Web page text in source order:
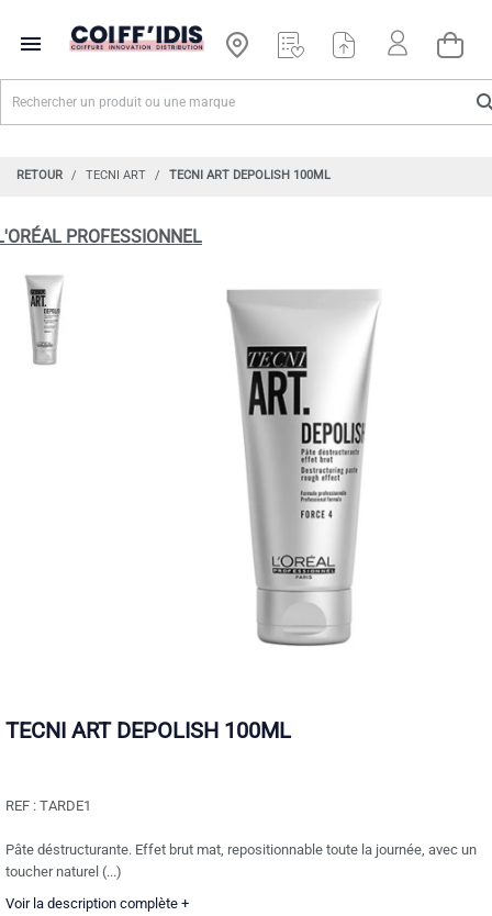

RETOUR TECNI ART TECNI ART DEPOLISH 100ML
PROFESSIONNEL
TECNI ART DEPOLISH 100ML
REF : TARDE1
Pâte déstructurante. Effet brut mat, repositionnable toute la journée, avec un
toucher naturel (...)
Voir la description complète +